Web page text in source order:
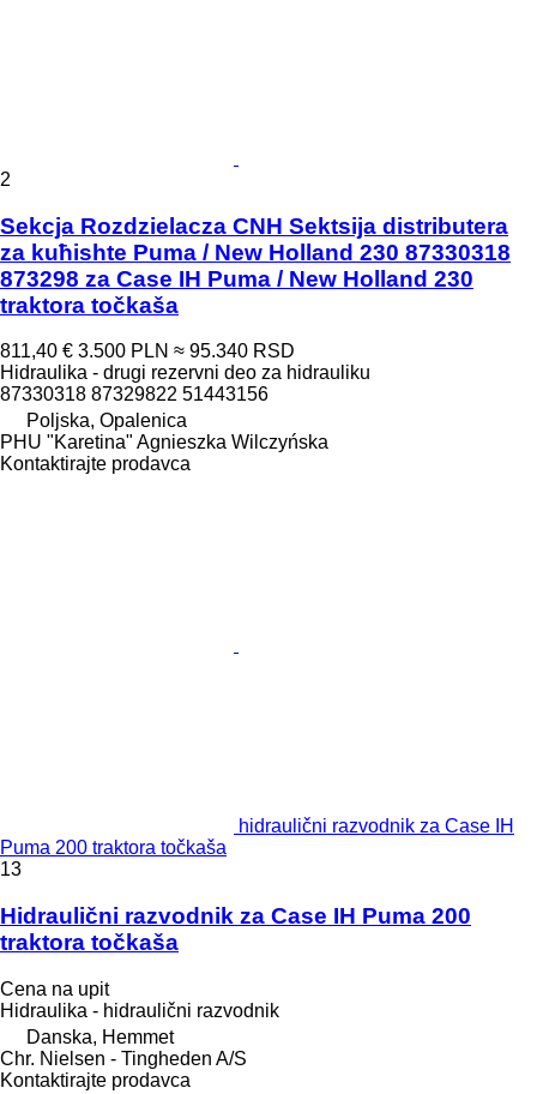
2
Sekcja Rozdzielacza CNH Sektsiјa distributera
za kuћishte Puma / New Holland 230 87330318
873298 za Case IH Puma / New Holland 230
traktora točkaša
811,40 € 3.500 PLN ≈ 95.340 RSD
Hidraulika - drugi rezervni deo za hidrauliku
87330318 87329822 51443156
Poljska, Opalenica
PHU "Karetina" Agnieszka Wilczyńska
Kontaktirajte prodavca
hidraulični razvodnik za Case IH
Puma 200 traktora točkaša
13
Hidraulični razvodnik za Case IH Puma 200
traktora točkaša
Cena na upit
Hidraulika - hidraulični razvodnik
Danska, Hemmet
Chr. Nielsen - Tingheden A/S
Kontaktirajte prodavca